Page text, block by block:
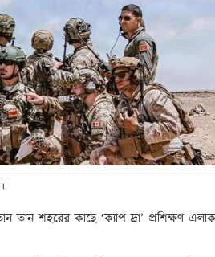
তান শহরের কাছে ‘ক্যাপ দ্রা’ প্রশিক্ষণ